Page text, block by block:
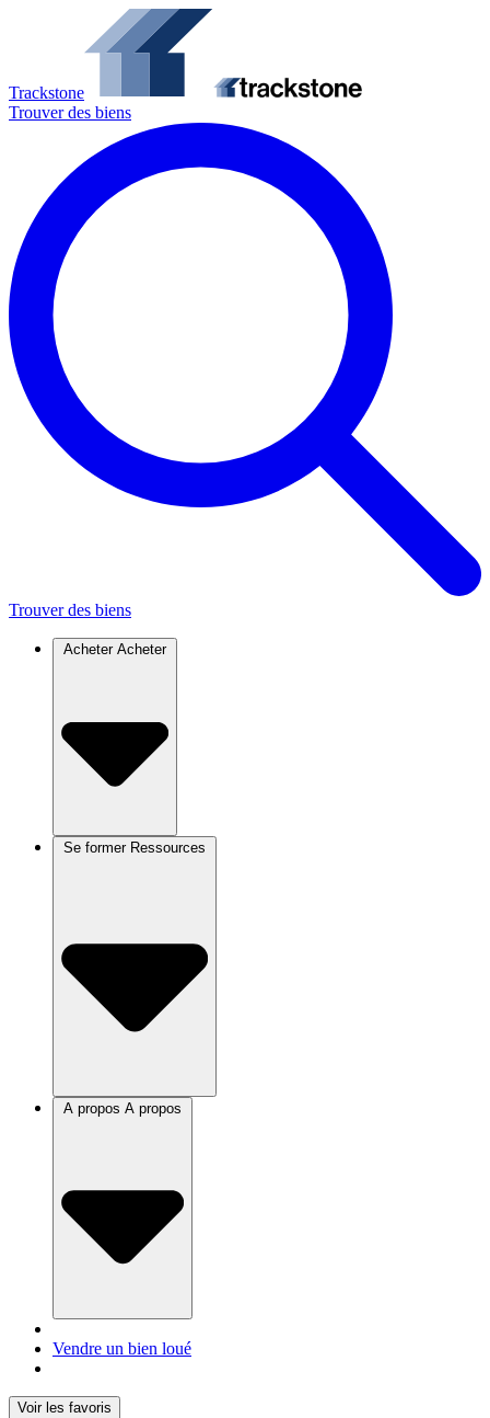
Trackstone
Trouver des biens
Trouver des biens
Acheter Acheter
Se former
A propos
Vendre un bien loué
Voir les favoris